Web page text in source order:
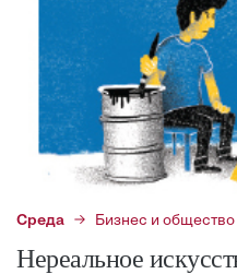
Среда Бизнес и общество
Нереальное